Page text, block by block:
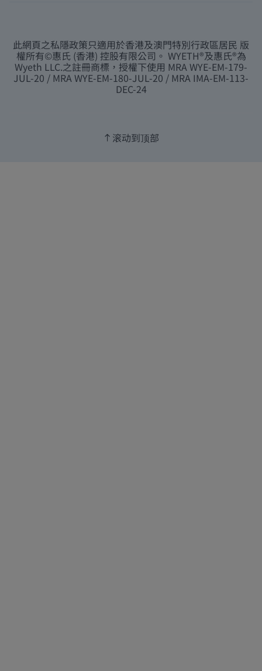
此網頁之私隱政策只適用於香港及澳門特別行政區居民 版
權所有©惠氏 (香港) 控股有限公司。 WYETH®及惠氏®為
Wyeth LLC.之註冊商標，授權下使用 MRA WYE-EM-179-
JUL-20 / MRA WYE-EM-180-JUL-20 / MRA IMA-EM-113-
DEC-24
滚动到顶部